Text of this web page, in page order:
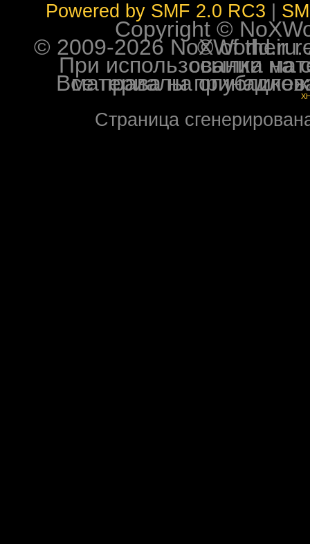
Powered by SMF 2.0 RC3
Copyright ©
© 2009-2026 NoXWorld.ru. All
При использовании
Все права на опубликованные на форуме
Страница